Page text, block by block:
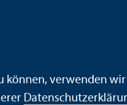
können, verwenden